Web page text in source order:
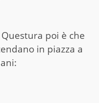
poi è che
in piazza a